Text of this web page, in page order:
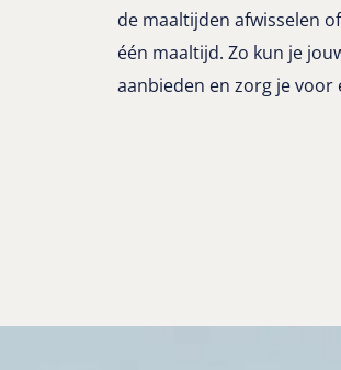
de maaltijden afwisselen
één maaltijd. Zo kun je
aanbieden en zorg je voor